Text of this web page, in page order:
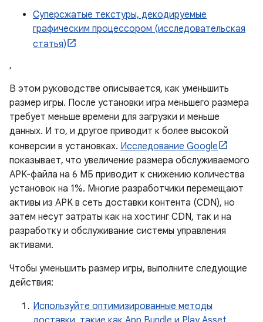
Суперсжатые текстуры, декодируемые
графическим процессором (исследовательская
статья)
,
В этом руководстве описывается, как уменьшить
размер игры. После установки игра меньшего размера
требует меньше времени для загрузки и меньше
данных. И то, и другое приводит к более высокой
конверсии в установках. Исследование Google
показывает, что увеличение размера обслуживаемого
APK-файла на 6 МБ приводит к снижению количества
установок на 1%. Многие разработчики перемещают
активы из APK в сеть доставки контента (CDN), но
затем несут затраты как на хостинг CDN, так и на
разработку и обслуживание системы управления
активами.
Чтобы уменьшить размер игры, выполните следующие
действия:
Используйте оптимизированные методы